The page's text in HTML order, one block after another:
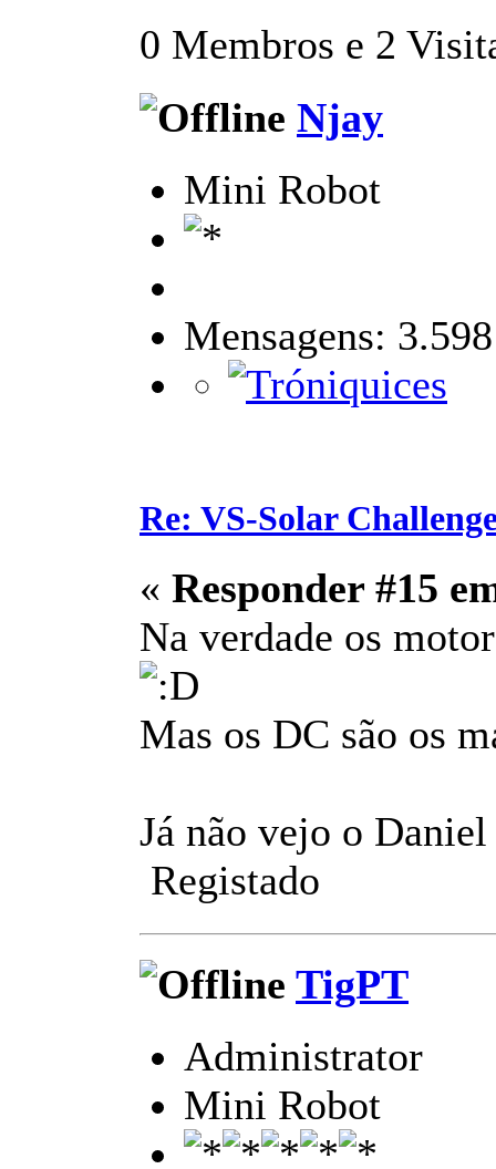
0 Membros e 2
Njay
Mini Robot
Mensagens: 3.598
Re: VS-Solar
« Responder #15
Na verdade os
Mas os DC são os
Já não vejo o
Registado
TigPT
Administrator
Mini Robot